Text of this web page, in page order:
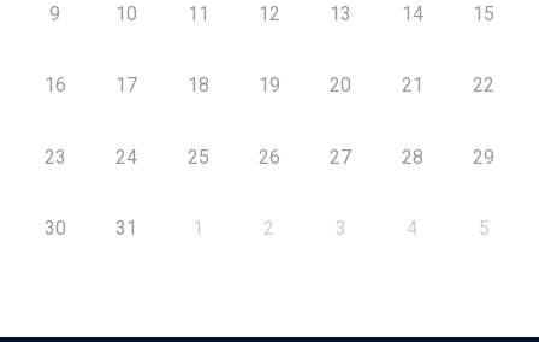
9 10 11 12 13 14 15
16 17 18 19 20 21 22
23 24 25 26 27 28 29
30 31 1 2 3 4 5